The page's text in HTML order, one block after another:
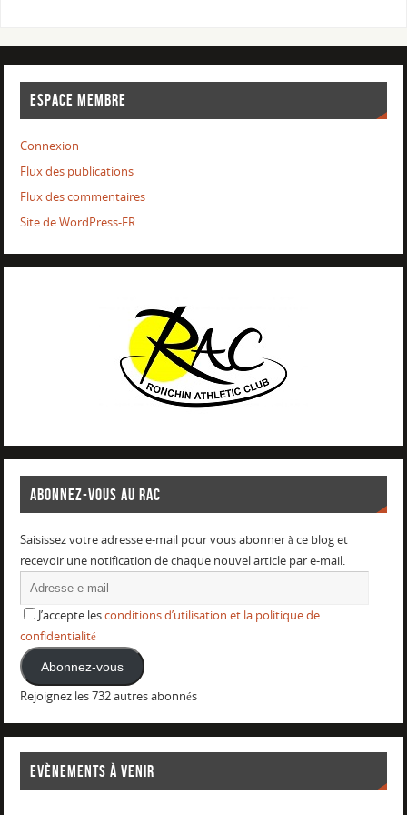
ESPACE MEMBRE
Connexion
Flux des publications
Flux des commentaires
Site de WordPress-FR
ABONNEZ-VOUS AU RAC
Saisissez votre adresse e-mail pour vous abonner à ce blog et
recevoir une notification de chaque nouvel article par e-mail.
J’accepte lesconditions d’utilisation et la politique de
confidentialité
Abonnez-vous
Rejoignez les 732 autres abonnés
EVÈNEMENTS À VENIR